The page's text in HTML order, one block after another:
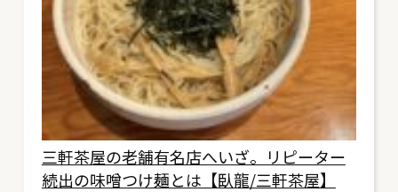
三軒茶屋の老舗有名店へいざ。リピーター
続出の味噌つけ麺とは【臥龍/三軒茶屋】